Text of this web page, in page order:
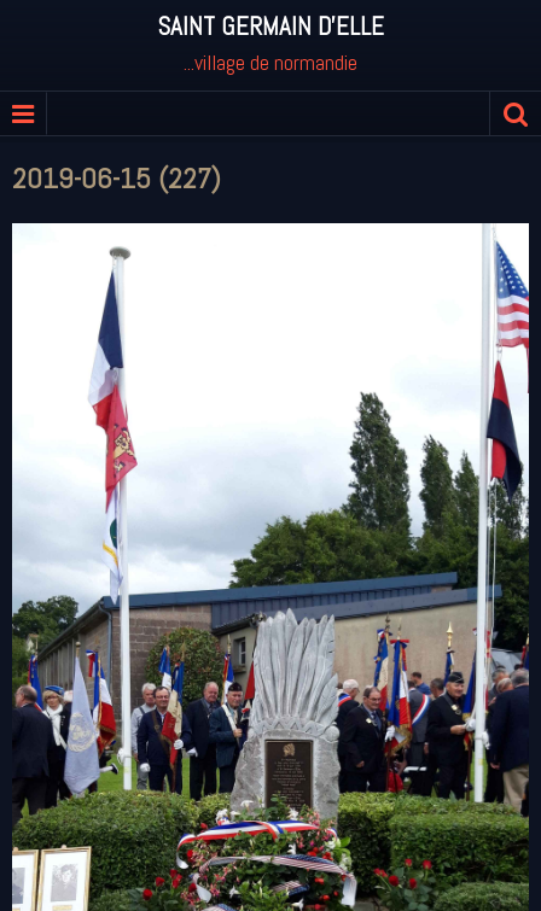
SAINT GERMAIN D'ELLE
...village de normandie
2019-06-15 (227)